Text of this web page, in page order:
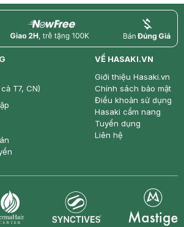
nowfree price
T7, CN)
VỀ HASAKI.VN
Giới thiệu Hasaki.vn
Chính sách bảo mật
Điều khoản sử dụng
Hasaki cẩm nang
Tuyển dụng
Liên hệ